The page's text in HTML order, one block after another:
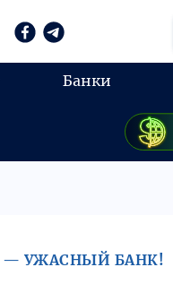
Банки
— УЖАСНЫЙ БАНК!